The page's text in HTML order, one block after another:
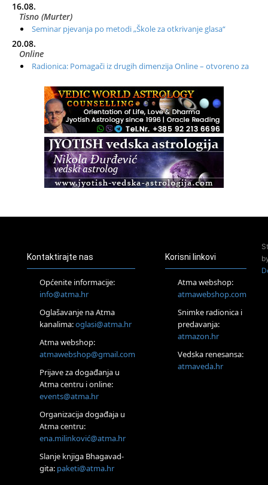
16.08.
Tisno (Murter)
Seminar pjevanja po metodi „Škole za otkrivanje glasa“
20.08.
Online
Radionica: Pomagači iz drugih dimenzija Online – otvoreno za
Zagreb+Online
Osnovni ThetaHealing® tečaj, Zagreb i Online
Zagreb
Osnovna radionica za izscjeljivanje pranom (Basic Pranic
Healing course)
Access BARS®, otpusti stres
Pjesma srca / Zagreb
Tečaj Višeg Vodstva, razvijanja intuicije i Akaša zapisa
Online
Upisi u program Profesionalni hipnoterapeut — nova
Online
Postanite Nositelj Vibracije Nove Zemlje
Visoko
Alemka Dauskardt – Jednodnevna radionica sistemskih
konstelacija
Zagreb
HOD PO ŽERAVICI – Seminar koji mijenja tijelo, duh i um
SoulFest – Festival glazbe, mudrosti i zajedništva
Kontaktirajte nas
Općenite informacije:
info@atma.hr
Oglašavanje na Atma
kanalima:oglasi@atma.hr
Atma webshop:
atmawebshop@gmail.com
Prijave za događanja u
Atma centru i online:
events@atma.hr
Organizacija događaja u
Atma centru:
ena.milinković@atma.hr
Slanje knjiga Bhagavad-
gita: paketi@atma.hr
Korisni linkovi
Atma webshop:
atmawebshop.com
Snimke radionica i
predavanja:
atmazon.hr
Vedska renesansa:
atmaveda.hr